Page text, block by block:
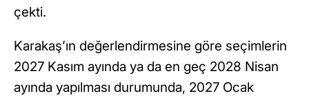
çekti.
Karakaş’ın değerlendirmesine göre seçimlerin
2027 Kasım ayında ya da en geç 2028 Nisan
ayında yapılması durumunda, 2027 Ocak